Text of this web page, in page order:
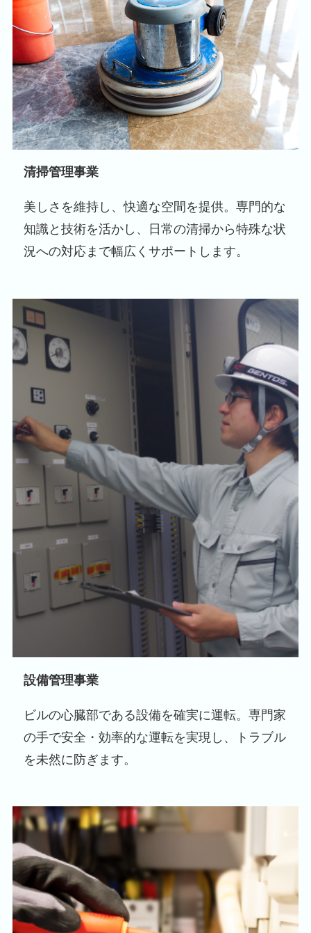
清掃管理事業
美しさを維持し、快適な空間を提供。専門的な
知識と技術を活かし、日常の清掃から特殊な状
況への対応まで幅広くサポートします。
設備管理事業
ビルの心臓部である設備を確実に運転。専門家
の手で安全・効率的な運転を実現し、トラブル
を未然に防ぎます。